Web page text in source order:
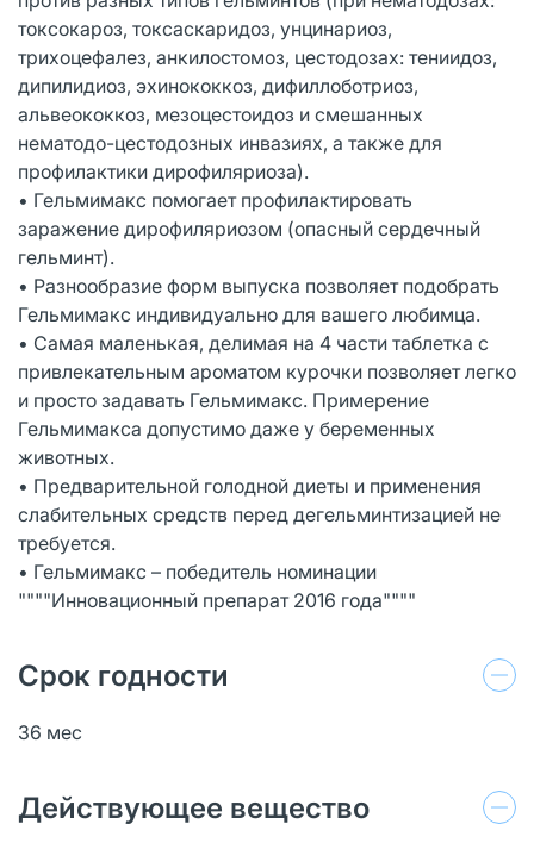
токсокароз, токсаскаридоз, унцинариоз,
трихоцефалез, анкилостомоз, цестодозах: тениидоз,
дипилидиоз, эхинококкоз, дифиллоботриоз,
альвеококкоз, мезоцестоидоз и смешанных
нематодо-цестодозных инвазиях, а также для
профилактики дирофиляриоза).
• Гельмимакс помогает профилактировать
заражение дирофиляриозом (опасный сердечный
гельминт).
• Разнообразие форм выпуска позволяет подобрать
Гельмимакс индивидуально для вашего любимца.
• Самая маленькая, делимая на 4 части таблетка с
привлекательным ароматом курочки позволяет легко
и просто задавать Гельмимакс. Примерение
Гельмимакса допустимо даже у беременных
животных.
• Предварительной голодной диеты и применения
слабительных средств перед дегельминтизацией не
требуется.
• Гельмимакс – победитель номинации
""""Инновационный препарат 2016 года""""
Срок годности
36 мес
Действующее вещество